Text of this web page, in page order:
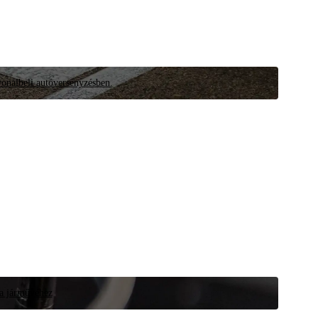
autóversenyzésben.
járművéhez